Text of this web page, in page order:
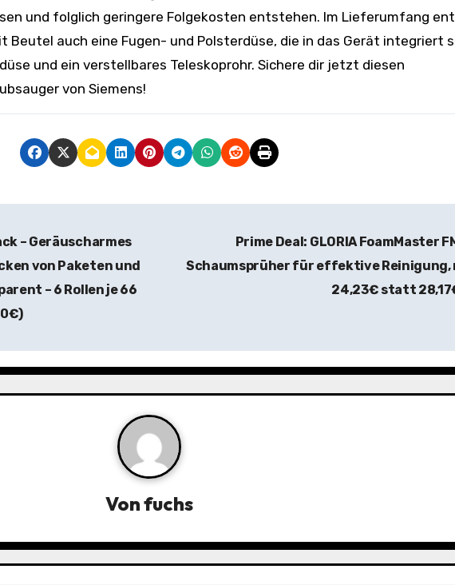
und folglich geringere Folgekosten entstehen. Im Lieferumfang
Beutel auch eine Fugen- und Polsterdüse, die in das Gerät integriert
und ein verstellbares Teleskoprohr. Sichere dir jetzt diesen
von Siemens!
– Geräuscharmes
von Paketen und
– 6 Rollen je 66
Prime Deal: GLORIA FoamMaster
Schaumsprüher für effektive Reinigung,
24,23€ statt
Vonfuchs